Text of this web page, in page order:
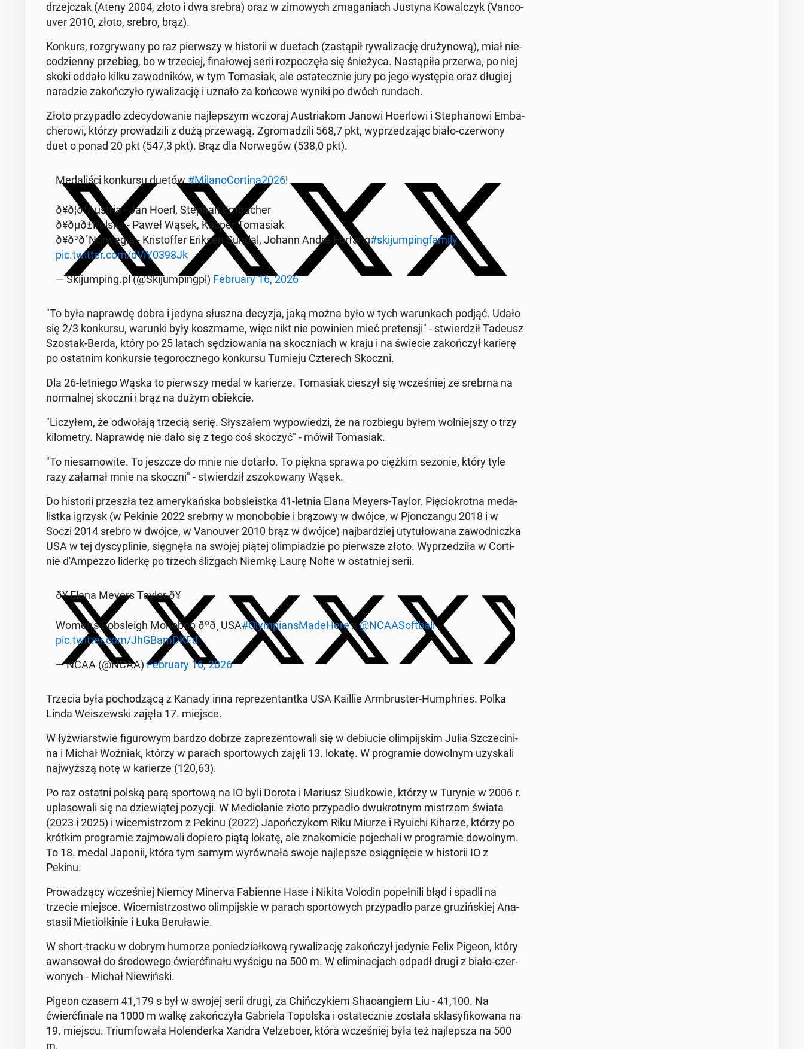
drzej­czak (Ateny 2004, złoto i dwa srebra) oraz w zi­mo­wych zma­ga­niach Justyna Ko­wal­czyk (Van­co­
uver 2010, złoto, srebro, brąz).
Konkurs, roz­gry­wa­ny po raz pierw­szy w hi­sto­rii w duetach (za­stą­pił ry­wa­li­za­cję dru­ży­no­wą), miał nie­
co­dzien­ny prze­bieg, bo w trze­ciej, fi­na­ło­wej serii roz­po­czę­ła się śnie­ży­ca. Na­stą­pi­ła przerwa, po niej
skoki oddało kilku za­wod­ni­ków, w tym To­ma­siak, ale osta­tecz­nie jury po jego wy­stę­pie oraz długiej
na­ra­dzie za­koń­czy­ło ry­wa­li­za­cję i uznało za końcowe wyniki po dwóch rundach.
Złoto przy­pa­dło zde­cy­do­wa­nie naj­lep­szym wczoraj Au­stria­kom Janowi Ho­er­lo­wi i Ste­pha­no­wi Em­ba­
che­ro­wi, którzy pro­wa­dzi­li z dużą prze­wa­gą. Zgro­ma­dzi­li 568,7 pkt, wy­prze­dza­jąc biało-czer­wo­ny
duet o ponad 20 pkt (547,3 pkt). Brąz dla Nor­we­gów (538,0 pkt).
Me­da­li­ści kon­kur­su duetów #Mi­la­no­Cor­ti­na2026!
ð¥ð¦ð¹Au­stria - Jan Hoerl, Stephan Em­ba­cher
ð¥ðµð±Pol­ska - Paweł Wąsek, Kacper To­ma­siak
ð¥ð³ð´Nor­we­gia - Kri­stof­fer Eriksen Sundal, Johann Andre Forfang#ski­jum­ping­fa­mi­ly
pic.twitter.com/dViY0398Jk
— Ski­jum­ping.pl (@Ski­jum­pingpl) Fe­bru­ary 16, 2026
"To była na­praw­dę dobra i jedyna słuszna decyzja, jaką można było w tych wa­run­kach podjąć. Udało
się 2/3 kon­kur­su, warunki były kosz­mar­ne, więc nikt nie po­wi­nien mieć pre­ten­sji" - stwier­dził Tadeusz
Szostak-Berda, który po 25 latach sę­dzio­wa­nia na skocz­niach w kraju i na świecie za­koń­czył karierę
po ostat­nim kon­kur­sie te­go­rocz­ne­go kon­kur­su Tur­nie­ju Czte­rech Skoczni.
Dla 26-let­nie­go Wąska to pierw­szy medal w ka­rie­rze. To­ma­siak cieszył się wcze­śniej ze srebrna na
nor­mal­nej skoczni i brąz na dużym obiek­cie.
"Li­czy­łem, że od­wo­ła­ją trzecią serię. Sły­sza­łem wy­po­wie­dzi, że na roz­bie­gu byłem wol­niej­szy o trzy
ki­lo­me­try. Na­praw­dę nie dało się z tego coś skoczyć" - mówił To­ma­siak.
"To nie­sa­mo­wi­te. To jeszcze do mnie nie dotarło. To piękna sprawa po ciężkim sezonie, który tyle
razy załamał mnie na skoczni" - stwier­dził zszo­ko­wa­ny Wąsek.
Do hi­sto­rii prze­szła też ame­ry­kań­ska bob­sle­ist­ka 41-letnia Elana Meyers-Taylor. Pię­cio­krot­na me­da­
list­ka igrzysk (w Pekinie 2022 srebrny w mo­no­bo­bie i brązowy w dwójce, w Pjon­czan­gu 2018 i w
Soczi 2014 srebro w dwójce, w Va­no­uver 2010 brąz w dwójce) naj­bar­dziej uty­tu­ło­wa­na za­wod­nicz­ka
USA w tej dys­cy­pli­nie, się­gnę­ła na swojej piątej olim­pia­dzie po pierw­sze złoto. Wy­prze­dzi­ła w Cor­ti­
nie d'Am­pez­zo liderkę po trzech śli­zgach Niemkę Laurę Nolte w ostat­niej serii.
ð¥ Elana Meyers Taylor ð¥
Women's Bob­sle­igh Monobob ðºð¸ USA#Olym­pian­sMa­de­He­rex@NCA­ASo­ft­ball
pic.twitter.com/JhG­BamDKFd
— NCAA (@NCAA)Fe­bru­ary 16, 2026
Trzecia była po­cho­dzą­cą z Kanady inna re­pre­zen­tant­ka USA Kaillie Arm­bru­ster-Hum­ph­ries. Polka
Linda We­iszew­ski zajęła 17. miejsce.
W łyż­wiar­stwie fi­gu­ro­wym bardzo dobrze za­pre­zen­to­wa­li się w de­biu­cie olim­pij­skim Julia Szcze­ci­ni­
na i Michał Woźniak, którzy w parach spor­to­wych zajęli 13. lokatę. W pro­gra­mie do­wol­nym uzy­ska­li
naj­wyż­szą notę w ka­rie­rze (120,63).
Po raz ostatni polską parą spor­to­wą na IO byli Dorota i Mariusz Siud­ko­wie, którzy w Turynie w 2006 r.
upla­so­wa­li się na dzie­wią­tej pozycji. W Me­dio­la­nie złoto przy­pa­dło dwu­krot­nym mi­strzom świata
(2023 i 2025) i wi­ce­mi­strzom z Pekinu (2022) Ja­poń­czy­kom Riku Miurze i Ryuichi Kiharze, którzy po
krótkim pro­gra­mie zaj­mo­wa­li dopiero piątą lokatę, ale zna­ko­mi­cie po­je­cha­li w pro­gra­mie do­wol­nym.
To 18. medal Japonii, która tym samym wy­rów­na­ła swoje naj­lep­sze osią­gnię­cie w hi­sto­rii IO z
Pekinu.
Pro­wa­dzą­cy wcze­śniej Niemcy Minerva Fa­bien­ne Hase i Nikita Volodin po­peł­ni­li błąd i spadli na
trzecie miejsce. Wi­ce­mi­strzo­stwo olim­pij­skie w parach spor­to­wych przy­pa­dło parze gru­ziń­skiej Ana­
sta­sii Mie­tioł­ki­nie i Łuka Be­ru­ła­wie.
W short-tracku w dobrym humorze po­nie­dział­ko­wą ry­wa­li­za­cję za­koń­czył jedynie Felix Pigeon, który
awan­so­wał do śro­do­we­go ćwierć­fi­na­łu wyścigu na 500 m. W eli­mi­na­cjach odpadł drugi z biało-czer­
wo­nych - Michał Nie­wiń­ski.
Pigeon czasem 41,179 s był w swojej serii drugi, za Chiń­czy­kiem Sha­oan­giem Liu - 41,100. Na
ćwierć­fi­na­le na 1000 m walkę za­koń­czy­ła Ga­brie­la To­pol­ska i osta­tecz­nie została skla­sy­fi­ko­wa­na na
19. miejscu. Trium­fo­wa­ła Ho­len­der­ka Xandra Vel­ze­bo­er, która wcze­śniej była też naj­lep­sza na 500
m.